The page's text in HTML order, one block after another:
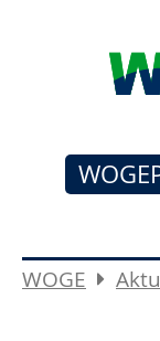
WOGE